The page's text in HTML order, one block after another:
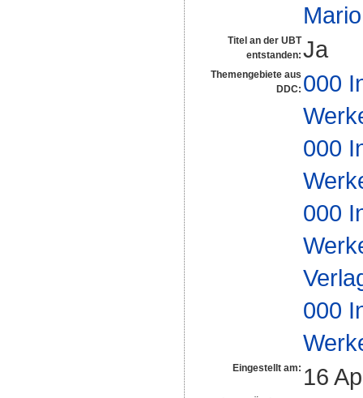
Titel an der UBT
entstanden: Ja
Themengebiete aus
DDC: 000
000
000
000
Eingestellt am: 16